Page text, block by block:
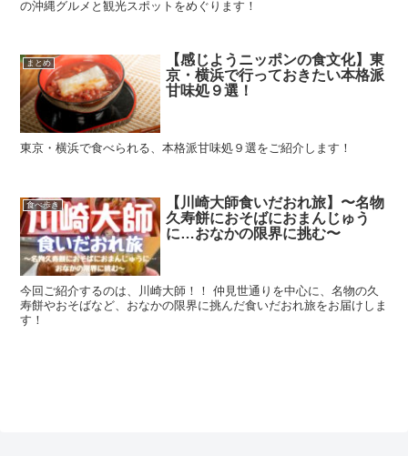
の沖縄グルメと観光スポットをめぐります！
まとめ
【感じようニッポンの食文化】東
京・横浜で行っておきたい本格派
甘味処９選！
東京・横浜で食べられる、本格派甘味処９選をご紹介します！
食べ歩き
【川崎大師食いだおれ旅】〜名物
久寿餅におそばにおまんじゅう
に…おなかの限界に挑む〜
今回ご紹介するのは、川崎大師！！ 仲見世通りを中心に、名物の久
寿餅やおそばなど、おなかの限界に挑んだ食いだおれ旅をお届けしま
す！